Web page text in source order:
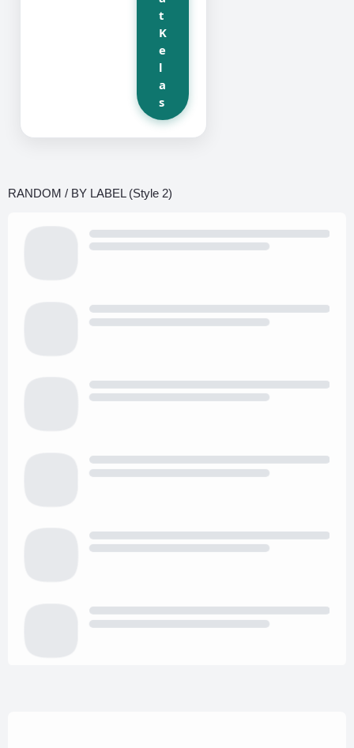
t
K
e
l
a
s
RANDOM / BY LABEL (Style 2)